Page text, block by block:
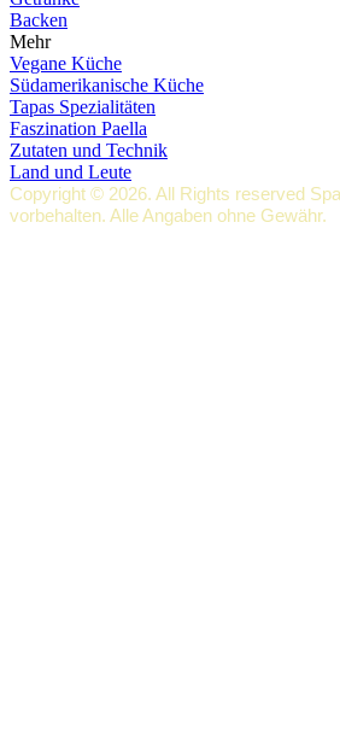
Backen
Mehr
Vegane Küche
Südamerikanische Küche
Tapas Spezialitäten
Faszination Paella
Zutaten und Technik
Land und Leute
Copyright © 2026. All Rights reserved
vorbehalten. Alle Angaben ohne Gewähr.